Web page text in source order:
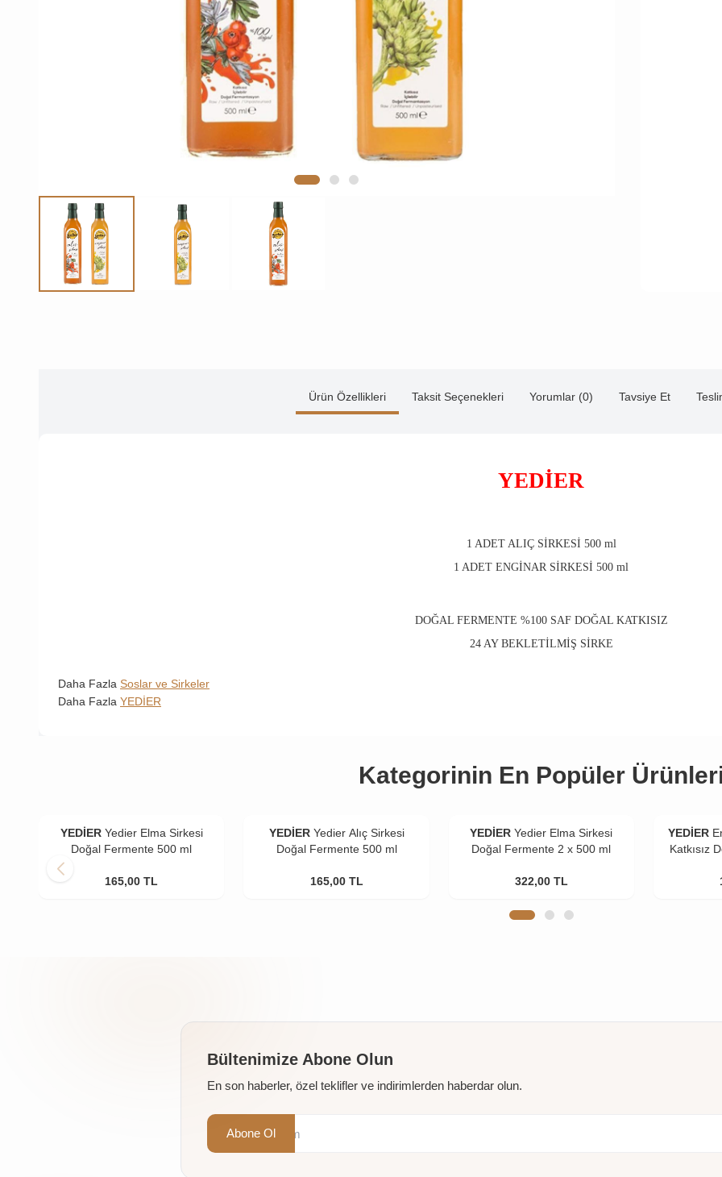
Ürün Özellikleri Taksit Seçenekleri Yorumlar (0) Tavsiye Et
YEDİER
1 ADET ALIÇ SİRKESİ 500 ml
1 ADET ENGİNAR SİRKESİ 500 ml
DOĞAL FERMENTE %100 SAF DOĞAL KATKISIZ
24 AY BEKLETİLMİŞ SİRKE
Daha Fazla Soslar ve Sirkeler
Daha Fazla YEDİER
Kategorinin En Popüler
YEDİER Yedier Elma Sirkesi
Doğal Fermente 500 ml
165,00 TL
YEDİER Yedier Alıç Sirkesi
Doğal Fermente 500 ml
165,00 TL
YEDİER Yedier Elma Sirkesi
Doğal Fermente 2 x 500 ml
322,00 TL
YEDİER
Katkısız
Bültenimize Abone Olun
En son haberler, özel teklifler ve indirimlerden haberdar olun.
Abone Ol